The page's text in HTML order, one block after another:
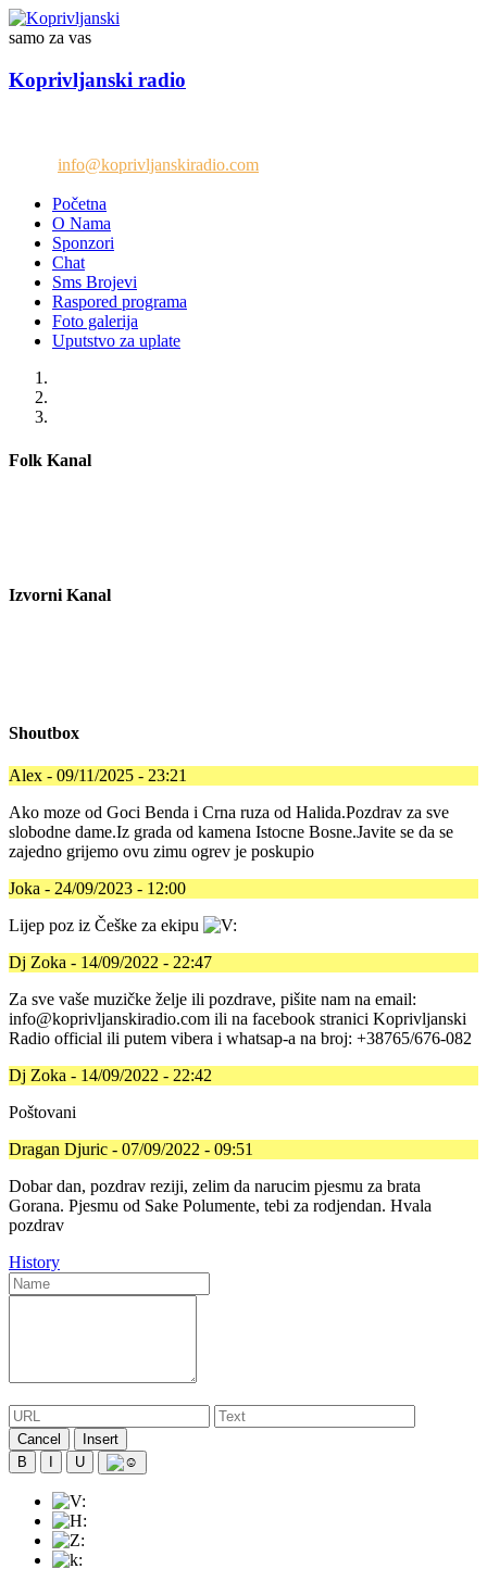
samo za vas
Koprivljanski radio
info@koprivljanskiradio.com
Početna
O Nama
Sponzori
Chat
Sms Brojevi
Raspored programa
Foto galerija
Uputstvo za uplate
Folk Kanal
Izvorni Kanal
Shoutbox
Alex - 09/11/2025 - 23:21
Ako moze od Goci Benda i Crna ruza od Halida.Pozdrav za sve
slobodne dame.Iz grada od kamena Istocne Bosne.Javite se da se
zajedno grijemo ovu zimu ogrev je poskupio
Joka - 24/09/2023 - 12:00
Lijep poz iz Češke za ekipu
Dj Zoka - 14/09/2022 - 22:47
Za sve vaše muzičke želje ili pozdrave, pišite nam na email:
info@koprivljanskiradio.com ili na facebook stranici Koprivljanski
Radio official ili putem vibera i whatsap-a na broj: +38765/676-082
Dj Zoka - 14/09/2022 - 22:42
Poštovani
Dragan Djuric - 07/09/2022 - 09:51
Dobar dan, pozdrav reziji, zelim da narucim pjesmu za brata
Gorana. Pjesmu od Sake Polumente, tebi za rodjendan. Hvala
pozdrav
History
Cancel
Insert
B
U